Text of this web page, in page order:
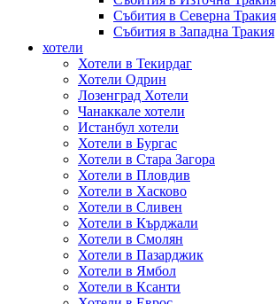
Събития в Северна Тракия
Събития в Западна Тракия
хотели
Хотели в Текирдаг
Хотели Одрин
Лозенград Хотели
Чанаккале хотели
Истанбул хотели
Хотели в Бургас
Хотели в Стара Загора
Хотели в Пловдив
Хотели в Хасково
Хотели в Сливен
Хотели в Кърджали
Хотели в Смолян
Хотели в Пазарджик
Хотели в Ямбол
Хотели в Ксанти